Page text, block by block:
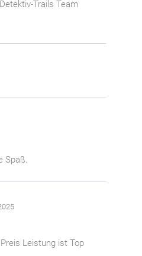
Trails Team
Spaß.
Leistung ist Top